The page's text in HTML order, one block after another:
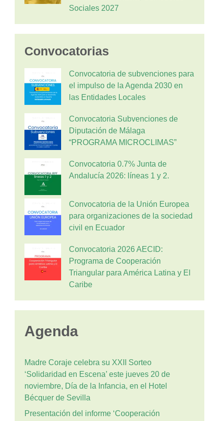
Sociales 2027
Convocatorias
Convocatoria de subvenciones para
el impulso de la Agenda 2030 en
las Entidades Locales
Convocatoria Subvenciones de
Diputación de Málaga
“PROGRAMA MICROCLIMAS”
Convocatoria 0.7% Junta de
Andalucía 2026: líneas 1 y 2.
Convocatoria de la Unión Europea
para organizaciones de la sociedad
civil en Ecuador
Convocatoria 2026 AECID:
Programa de Cooperación
Triangular para América Latina y El
Caribe
Agenda
Madre Coraje celebra su XXII Sorteo
‘Solidaridad en Escena’ este jueves 20 de
noviembre, Día de la Infancia, en el Hotel
Bécquer de Sevilla
Presentación del informe ‘Cooperación